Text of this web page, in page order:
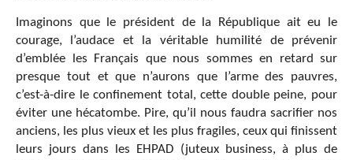
Imaginons que le président de la République ait eu le
courage, l’audace et la véritable humilité de prévenir
d’emblée les Français que nous sommes en retard sur
presque tout et que n’aurons que l’arme des pauvres,
c’est-à-dire le confinement total, cette double peine, pour
éviter une hécatombe. Pire, qu’il nous faudra sacrifier nos
anciens, les plus vieux et les plus fragiles, ceux qui finissent
leurs jours dans les EHPAD (juteux business, à plus de